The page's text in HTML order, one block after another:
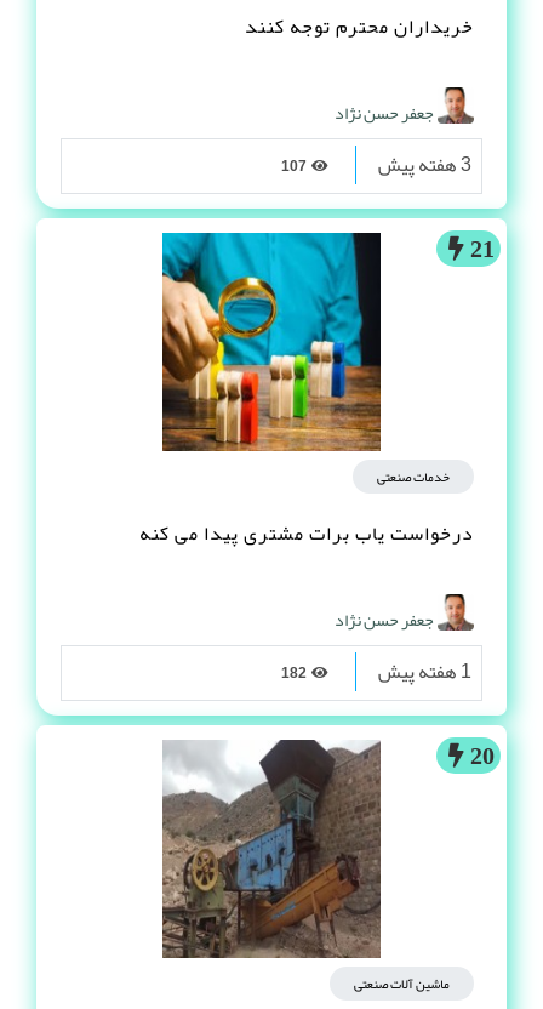
خریداران محترم توجه کنند
جعفر حسن نژاد
3 هفته پیش
21
خدمات صنعتی
درخواست یاب برات مشتری پیدا می کنه
جعفر حسن نژاد
1 هفته پیش
20
ماشین آلات صنعتی